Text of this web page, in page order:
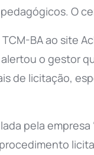
O
BA ao site
o gestor
de licitação,
pela empresa